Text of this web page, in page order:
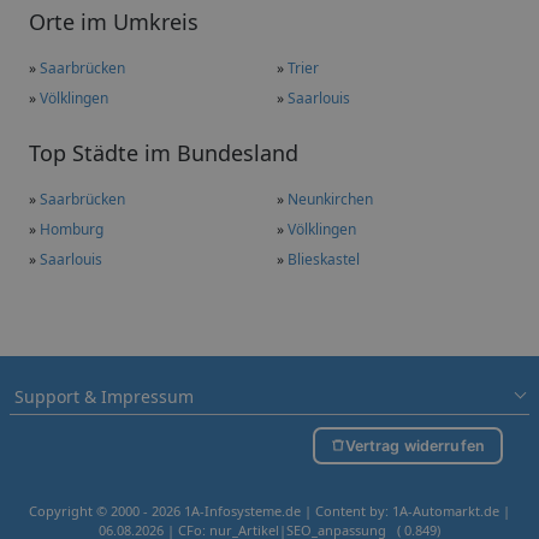
Orte im Umkreis
»Saarbrücken »Trier
»Völklingen »Saarlouis
Top Städte im Bundesland
»Saarbrücken » Neunkirchen
» Homburg »Völklingen
»Saarlouis » Blieskastel
Support & Impressum
Vertrag widerrufen
Copyright © 2000 - 2026 1A-Infosysteme.de | Content by: 1A-Automarkt.de |
06.08.2026 | CFo: nur_Artikel|SEO_anpassung ( 0.849)